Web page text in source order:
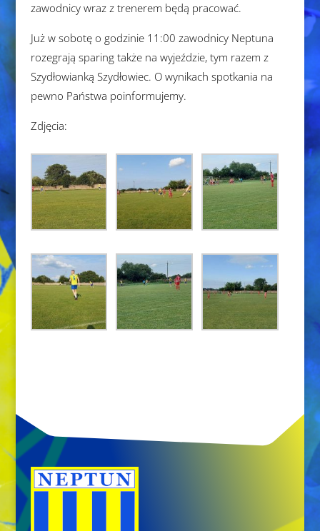
zawodnicy wraz z trenerem będą pracować.
Już w sobotę o godzinie 11:00 zawodnicy Neptuna
rozegrają sparing także na wyjeździe, tym razem z
Szydłowianką Szydłowiec. O wynikach spotkania na
pewno Państwa poinformujemy.
Zdjęcia: